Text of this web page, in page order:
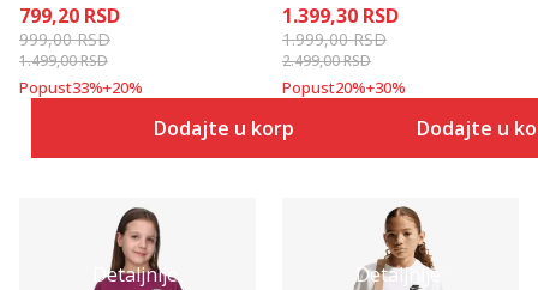
799,20 RSD
999,00RSD
1.499,00RSD
Popust33%+20%
Dodajte u korpu
1.399,30 RSD
1.999,00RSD
2.499,00RSD
Popust20%+30%
Dodajte u
Detaljnije
Detaljnije